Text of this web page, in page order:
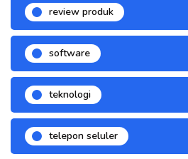
review produk
software
teknologi
telepon seluler